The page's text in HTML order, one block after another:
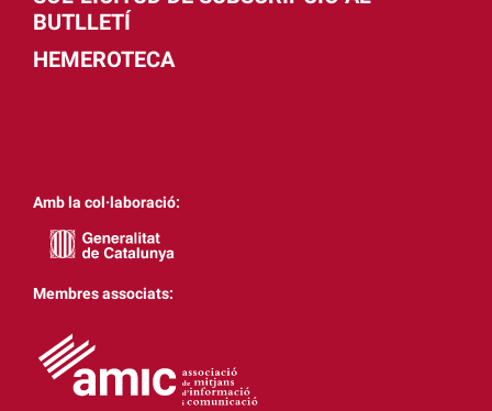
BUTLLETÍ
HEMEROTECA
Amb la col·laboració:
Membres associats: